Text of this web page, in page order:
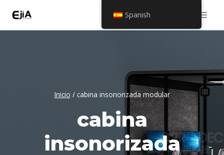
Inicio / cabina insonorizada modular
cabina
insonorizada
Spanish